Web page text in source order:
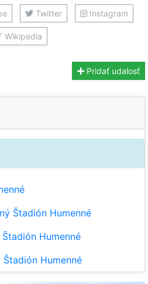
Twitter Instagram
Wikipedia
Pridať udalosť
Štadión Humenné
Humenné
Humenné